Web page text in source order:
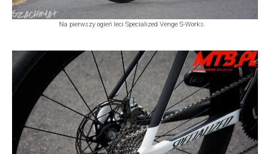
Na pierwszy ogień leci Specialized Venge S-Works.